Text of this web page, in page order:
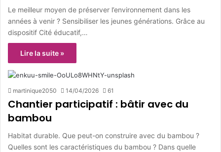
Le meilleur moyen de préserver l’environnement dans les
années à venir ? Sensibiliser les jeunes générations. Grâce au
dispositif Cité éducatif,…
Lire la suite »
martinique2050 14/04/2026 61
Chantier participatif : bâtir avec du
bambou
Habitat durable. Que peut-on construire avec du bambou ?
Quelles sont les caractéristiques du bambou ? Dans quelle